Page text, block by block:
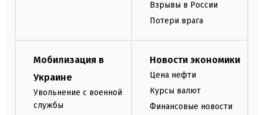
Взрывы в России
Потери врага
Мобилизация в
Украине
Увольнение с военной
службы
Новости экономики
Цена нефти
Курсы валют
Финансовые новости